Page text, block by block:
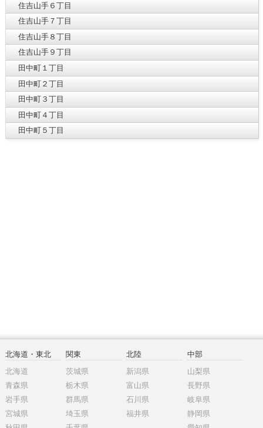
住吉山手６丁目
住吉山手７丁目
住吉山手８丁目
住吉山手９丁目
田中町１丁目
田中町２丁目
田中町３丁目
田中町４丁目
田中町５丁目
北海道・東北
北海道
青森県
岩手県
宮城県
関東
茨城県
栃木県
群馬県
埼玉県
北陸
新潟県
富山県
石川県
福井県
中部
山梨県
長野県
岐阜県
静岡県